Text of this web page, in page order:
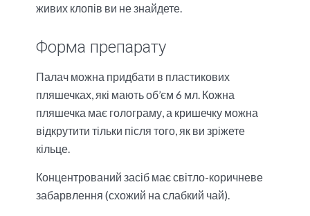
живих клопів ви не знайдете.
Форма препарату
Палач можна придбати в пластикових
пляшечках, які мають об’єм 6 мл. Кожна
пляшечка має голограму, а кришечку можна
відкрутити тільки після того, як ви зріжете
кільце.
Концентрований засіб має світло-коричневе
забарвлення (схожий на слабкий чай).